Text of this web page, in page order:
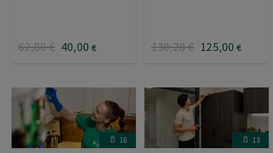
62,80€ 40,00 € 130,20€ 125,00 €
16 13